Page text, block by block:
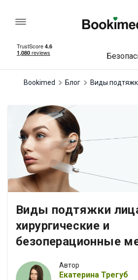
Bookimed Блог
Виды подтяжки
хирургические и
безоперационные
Автор
Екатерина Трегуб